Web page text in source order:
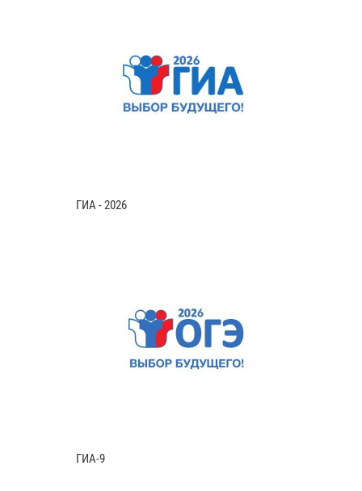
ГИА - 2026
ГИА-9